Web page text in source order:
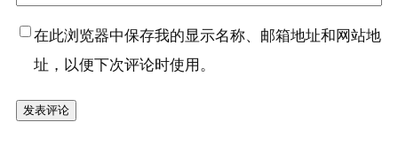
在此浏览器中保存我的显示名称、邮箱地址和网站地
址，以便下次评论时使用。